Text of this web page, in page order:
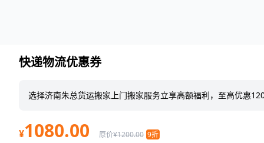
快递物流优惠券
选择济南朱总货运搬家上门搬家服务立享高额福利，至高优惠
¥1080.00 原价¥1200.00 9折